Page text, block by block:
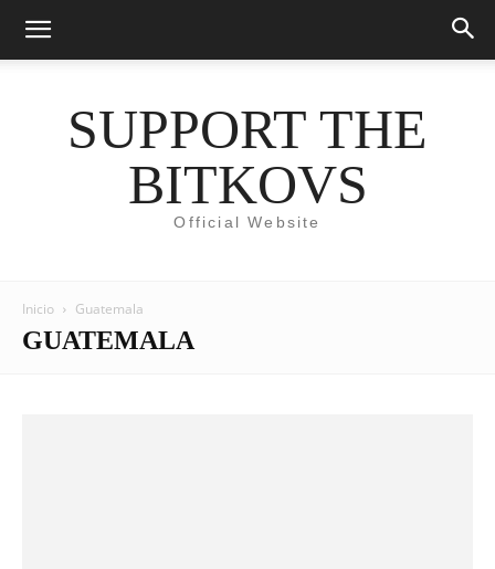
SUPPORT THE
BITKOVS
Official Website
Inicio Guatemala
GUATEMALA